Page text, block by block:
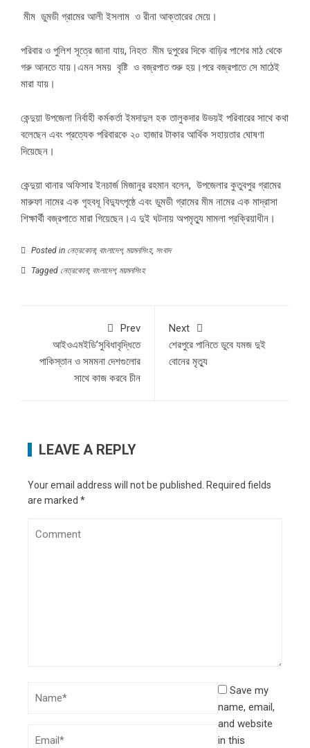
মীম ডুমডী গ্রামের আলী ইসলাম ও রীনা আক্তারের মেয়ে।
পরিবার ও পুলিশ সূত্রে জানা যায়, নিহত মীম দুপুরের দিকে বাড়ির পাশের মাঠ থেকে
গরু আনতে যায়।এমন সময় বৃষ্টি ও বজ্রপাত শুরু হয়।পরে বজ্রপাতে সে মাঠেই
মারা যায়।
কেন্দুয়া উপজেলা নির্বাহী কর্মকর্তা ইমদাদুল হক তালুকদার উভয়ই পরিবারের সাথে কথা
বলেছেন এবং প্রত্যেক পরিবারকে ২০ হাজার টাকার আর্থিক সহায়তার ঘোষণা
দিয়েছেন।
কেন্দুয়া থানার অফিসার ইনচার্জ মিজানুর রহমান বলেন, উপজেলার কুতুবপুর গ্রামের
মারুফা নামের এক গৃহবধূ বিদ্যুৎপৃষ্ঠে এবং ডুমডী গ্রামের মীম নামের এক মাদ্রাসা
শিক্ষার্থী বজ্রপাতে মারা গিয়েছেন।এ দুই ঘটনায় অপমৃত্যু মামলা প্রক্রিয়াধীন।
Posted in নেত্রকোনা, বাংলাদেশ, ময়মনসিংহ, সংবাদ
Tagged নেত্রকোনা, বাংলাদেশ, ময়মনসিংহ
Prev
আইওএমইডি’সুবিধাবৃদ্ধিতে
পাকিস্তান ও সমমনা দেশগুলোর
সাথে কাজ করবে চীন
Next
শেরপুরে পানিতে ডুবে যমজ দুই
বোনের মৃত্যু
LEAVE A REPLY
Your email address will not be published. Required fields
are marked *
Save my
name, email,
and website
in this